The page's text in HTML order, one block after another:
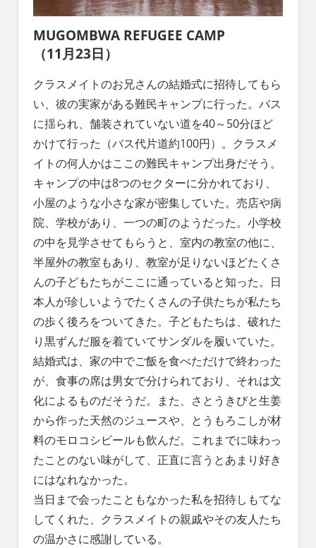
MUGOMBWA REFUGEE CAMP
（11月23日）
クラスメイトのお兄さんの結婚式に招待してもら
い、彼の実家がある難民キャンプに行った。バス
に揺られ、舗装されていない道を40～50分ほど
かけて行った（バス代片道約100円）。クラスメ
イトの何人かはここの難民キャンプ出身だそう。
キャンプの中は8つのセクターに分かれており、
小屋のような小さな家が密集していた。売店や病
院、学校があり、一つの町のようだった。小学校
の中を見学させてもらうと、室内の教室の他に、
半屋外の教室もあり、教室が足りないほどたくさ
んの子どもたちがここに通っていると知った。日
本人が珍しいようでたくさんの子供たちが私たち
の歩く後ろをついてきた。子どもたちは、破れた
り黒ずんだ服を着ていてサンダルを履いていた。
結婚式は、家の中でご飯を食べただけで終わった
が、食事の席は男女で分けられており、それは文
化によるものだそうだ。また、さとうきびと生姜
から作った天然のジュースや、とうもろこしが材
料のモロコシビールも飲んだ。これまでに味わっ
たことのない味がして、正直に言うとあまり好き
にはなれなかった。
当日まで会ったこともなかった私を招待しもてな
してくれた、クラスメイトの親戚やその友人たち
の温かさに感謝している。